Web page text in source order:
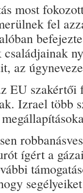
most
fel
az
EU
Izrael több
ígért a